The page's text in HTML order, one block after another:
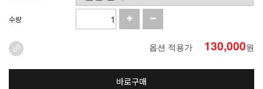
수량
옵션 적용가 130,000원
바로구매